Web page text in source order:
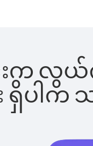
ြင်းက
း ရှိပါ